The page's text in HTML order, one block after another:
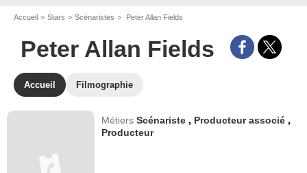
Accueil Stars Scénaristes Peter Allan Fields
Peter Allan Fields
Accueil Filmographie
MétiersScénariste , Producteur associé ,
Producteur